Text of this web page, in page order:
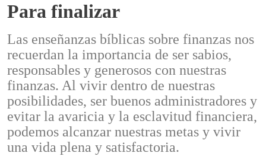
Para finalizar
Las enseñanzas bíblicas sobre finanzas nos
recuerdan la importancia de ser sabios,
responsables y generosos con nuestras
finanzas. Al vivir dentro de nuestras
posibilidades, ser buenos administradores y
evitar la avaricia y la esclavitud financiera,
podemos alcanzar nuestras metas y vivir
una vida plena y satisfactoria.